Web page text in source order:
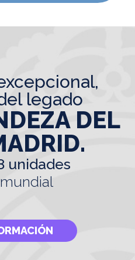
legado
DEL
unidades